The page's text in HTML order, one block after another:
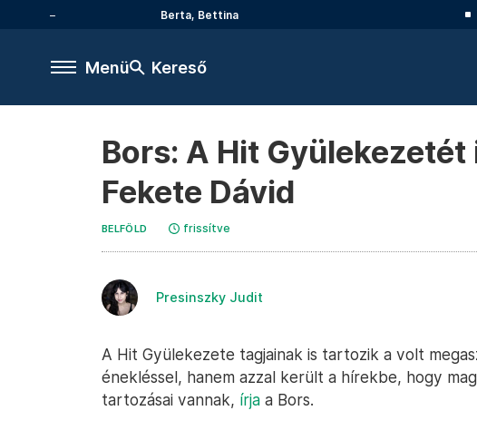
Berta, Bettina
Menü Kereső
Bors: A Hit
Fekete Dávid
BELFÖLD frissítve
Presinszky Judit
A Hit Gyülekezete tagjainak is tartozik a volt
énekléssel, hanem azzal került a hírekbe, hogy
tartozásai vannak, írja a Bors.